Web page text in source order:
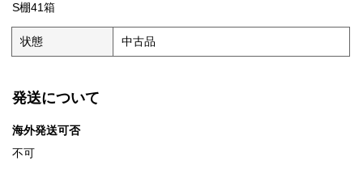
S棚41箱
状態 中古品
発送について
海外発送可否
不可